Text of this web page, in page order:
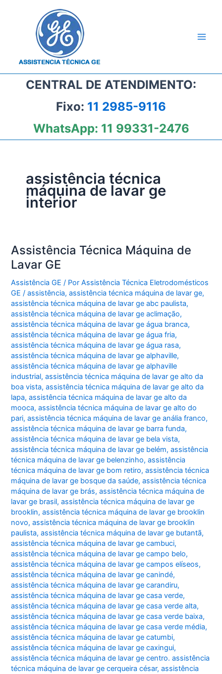
CENTRAL DE ATENDIMENTO:
Fixo: 11 2985-9116
WhatsApp: 11 99331-2476
assistência técnica
máquina de lavar ge
interior
Assistência Técnica Máquina de
Lavar GE
Assistência GE / PorAssistência Técnica Eletrodomésticos
GE/assistência,assistência técnica máquina de lavar ge,
assistência técnica máquina de lavar ge abc paulista,
assistência técnica máquina de lavar ge aclimação,
assistência técnica máquina de lavar ge água branca,
assistência técnica máquina de lavar ge água fria,
assistência técnica máquina de lavar ge água rasa,
assistência técnica máquina de lavar ge alphaville,
assistência técnica máquina de lavar ge alphaville
industrial,assistência técnica máquina de lavar ge alto da
boa vista,assistência técnica máquina de lavar ge alto da
lapa,assistência técnica máquina de lavar ge alto da
mooca,assistência técnica máquina de lavar ge alto do
pari,assistência técnica máquina de lavar ge anália franco,
assistência técnica máquina de lavar ge barra funda,
assistência técnica máquina de lavar ge bela vista,
assistência técnica máquina de lavar ge belém,assistência
técnica máquina de lavar ge belenzinho,assistência
técnica máquina de lavar ge bom retiro,assistência técnica
máquina de lavar ge bosque da saúde,assistência técnica
máquina de lavar ge brás,assistência técnica máquina de
lavar ge brasil,assistência técnica máquina de lavar ge
brooklin,assistência técnica máquina de lavar ge brooklin
novo,assistência técnica máquina de lavar ge brooklin
paulista,assistência técnica máquina de lavar ge butantã,
assistência técnica máquina de lavar ge cambuci,
assistência técnica máquina de lavar ge campo belo,
assistência técnica máquina de lavar ge campos elíseos,
assistência técnica máquina de lavar ge canindé,
assistência técnica máquina de lavar ge carandiru,
assistência técnica máquina de lavar ge casa verde,
assistência técnica máquina de lavar ge casa verde alta,
assistência técnica máquina de lavar ge casa verde baixa,
assistência técnica máquina de lavar ge casa verde média,
assistência técnica máquina de lavar ge catumbi,
assistência técnica máquina de lavar ge caxingui,
assistência técnica máquina de lavar ge centro. assistência
técnica máquina de lavar ge cerqueira césar,assistência